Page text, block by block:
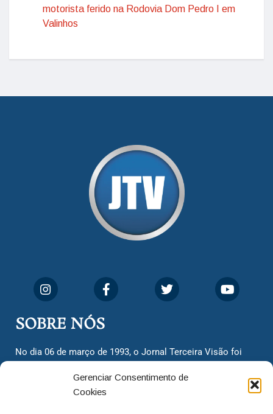
Gerenciar Consentimento de
Cookies
motorista ferido na Rodovia Dom Pedro I em
Valinhos
SOBRE NÓS
No dia 06 de março de 1993, o Jornal Terceira Visão foi
cidadãos valinhenses, já que naquela época só existiam
dois jornais. Há mais de 30 anos, o jornal continua